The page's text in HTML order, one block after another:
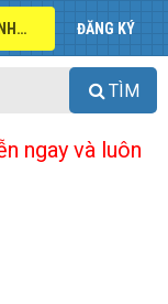
ĐĂNG NHẬP ĐĂNG KÝ
TÌM
ngay và luôn